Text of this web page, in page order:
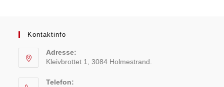
Kontaktinfo
Adresse:
Kleivbrottet 1, 3084 Holmestrand.
Telefon: